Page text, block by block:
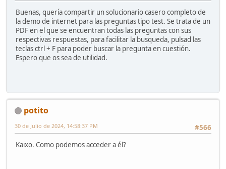
Buenas, quería compartir un solucionario casero completo de
la demo de internet para las preguntas tipo test. Se trata de un
PDF en el que se encuentran todas las preguntas con sus
respectivas respuestas, para facilitar la busqueda, pulsad las
teclas ctrl + F para poder buscar la pregunta en cuestión.
Espero que os sea de utilidad.
potito
#566
30 de Julio de 2024, 14:58:37 PM
Kaixo. Como podemos acceder a él?